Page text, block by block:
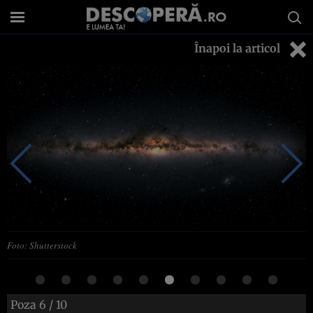
Înapoi la articol
Foto: Shutterstock
Poza 6 / 10